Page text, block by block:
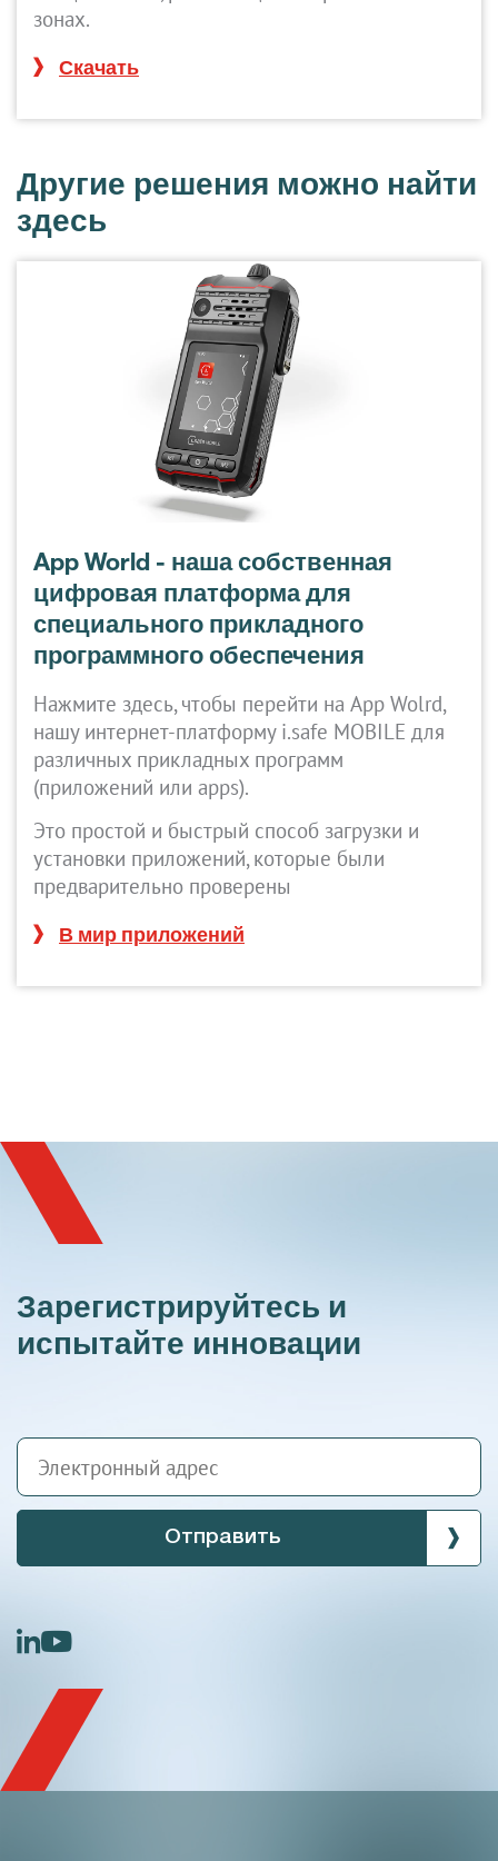
зонах.
Скачать
Другие решения можно найти
здесь
App World - наша собственная
цифровая платформа для
специального прикладного
программного обеспечения
Нажмите здесь, чтобы перейти на App Wolrd,
нашу интернет-платформу i.safe MOBILE для
различных прикладных программ
(приложений или apps).
Это простой и быстрый способ загрузки и
установки приложений, которые были
предварительно проверены
В мир приложений
Зарегистрируйтесь и
испытайте инновации
Отправить
linkedinyoutube